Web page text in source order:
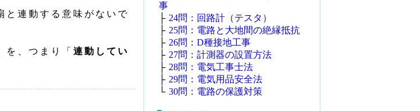
連動する意味がないで
、つまり「 連動してい
事
├ 24問：回路計（テスタ）
├ 25問：電路と大地間の絶縁抵抗
├ 26問：D種接地工事
├ 27問：計測器の設置方法
├ 28問：電気工事士法
├ 29問：電気用品安全法
└ 30問：電路の保護対策